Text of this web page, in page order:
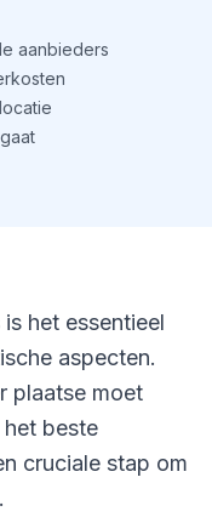
aanbieders
het essentieel
aspecten.
plaatse moet
beste
cruciale stap om